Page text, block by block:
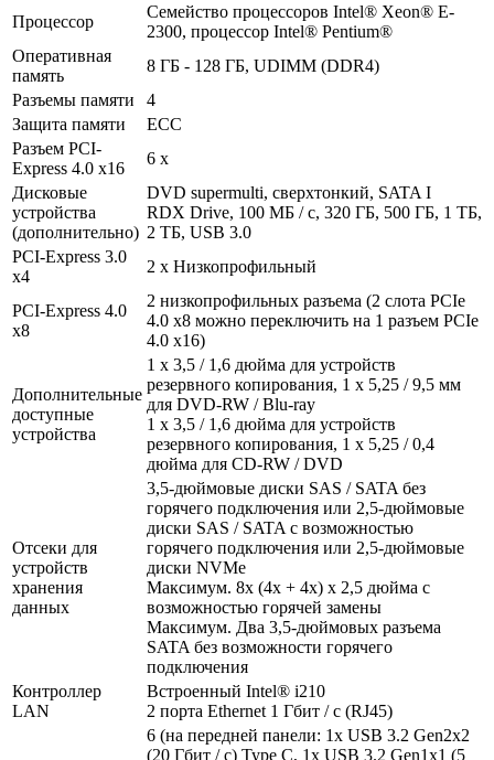
Процессор
Семейство процессоров Intel® Xeon® E-
2300, процессор Intel® Pentium®
Оперативная
память
8 ГБ - 128 ГБ, UDIMM (DDR4)
Разъемы памяти
4
Защита памяти
ECC
Разъем PCI-
Express 4.0 x16
6 x
Дисковые
устройства
(дополнительно)
DVD supermulti, сверхтонкий, SATA I
RDX Drive, 100 МБ / с, 320 ГБ, 500 ГБ, 1 ТБ,
2 ТБ, USB 3.0
PCI-Express 3.0
x4
2 x Низкопрофильный
PCI-Express 4.0
x8
2 низкопрофильных разъема (2 слота PCIe
4.0 x8 можно переключить на 1 разъем PCIe
4.0 x16)
Дополнительные
доступные
устройства
1 x 3,5 / 1,6 дюйма для устройств
резервного копирования, 1 x 5,25 / 9,5 мм
для DVD-RW / Blu-ray
1 x 3,5 / 1,6 дюйма для устройств
резервного копирования, 1 x 5,25 / 0,4
дюйма для CD-RW / DVD
Отсеки для
устройств
хранения
данных
3,5-дюймовые диски SAS / SATA без
горячего подключения или 2,5-дюймовые
диски SAS / SATA с возможностью
горячего подключения или 2,5-дюймовые
диски NVMe
Максимум. 8x (4x + 4x) x 2,5 дюйма с
возможностью горячей замены
Максимум. Два 3,5-дюймовых разъема
SATA без возможности горячего
подключения
Контроллер
LAN
Встроенный Intel® i210
2 порта Ethernet 1 Гбит / с (RJ45)
6 (на передней панели: 1x USB 3.2 Gen2x2
(20 Гбит / с) Type C, 1x USB 3.2 Gen1x1 (5